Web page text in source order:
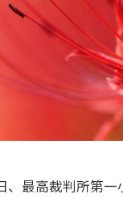
、最高裁判所第一